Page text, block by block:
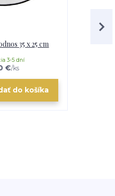
35 x 25 cm
€/ks
3-5 dní
do košíka